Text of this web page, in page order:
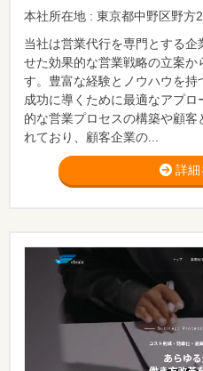
本社所在地 : 東京都中野区野方
当社は営業代行を専門とする
せた効果的な営業戦略の立案か
す。豊富な経験とノウハウを
成功に導くために最適なアプ
的な営業プロセスの構築や顧
れており、顧客企業の...
詳細